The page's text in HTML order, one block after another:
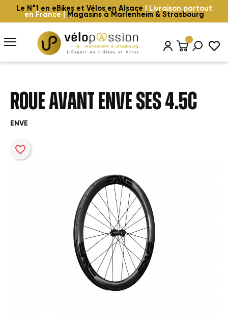
Le N°1 en eBikes et Vélos en Alsace | Livraison partout
en France | Magasins à Marlenheim & Strasbourg
0
ROUE AVANT ENVE SES 4.5C
ENVE
favorite_border